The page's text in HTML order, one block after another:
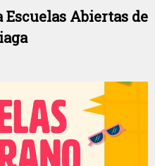
Abiertas de